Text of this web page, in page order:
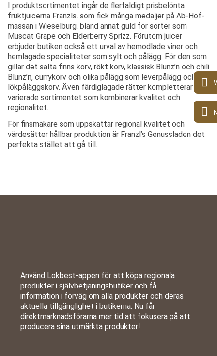
I produktsortimentet ingår de flerfaldigt prisbelönta
fruktjuicerna Franzls, som fick många medaljer på Ab-Hof-
mässan i Wieselburg, bland annat guld för sorter som
Muscat Grape och Elderberry Sprizz. Förutom juicer
erbjuder butiken också ett urval av hemodlade viner och
hemlagade specialiteter som sylt och pålägg. För den som
gillar det salta finns korv, rökt korv, klassisk Blunz’n och chili
Blunz’n, currykorv och olika pålägg som leverpålägg och
lökpåläggskorv. Även färdiglagade rätter kompletterar det
varierade sortimentet som kombinerar kvalitet och
regionalitet.
För finsmakare som uppskattar regional kvalitet och
värdesätter hållbar produktion är Franzl’s Genussladen det
perfekta stället att gå till.
Använd Lokbest-appen för att köpa regionala
produkter i självbetjäningsbutiker och få
information i förväg om alla produkter och deras
aktuella tillgänglighet i butikerna. Nu får
direktmarknadsförarna mer tid att fokusera på att
producera sina utmärkta produkter!